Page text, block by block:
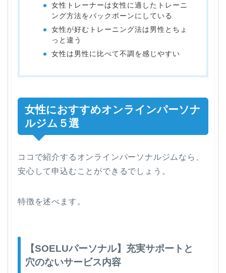
女性トレーナーは女性に適したトレーニ
ング方法をバックボーンにしている
女性が好むトレーニング法は男性とちょ
っと違う
女性は男性に比べて不調を感じやすい
女性におすすめオンラインパーソナ
ルジム５選
ココで紹介するオンラインパーソナルジムなら、
安心して申込むことができるでしょう。
特徴を述べます。
【SOELUパーソナル】充実サポートと
穴のないサービス内容